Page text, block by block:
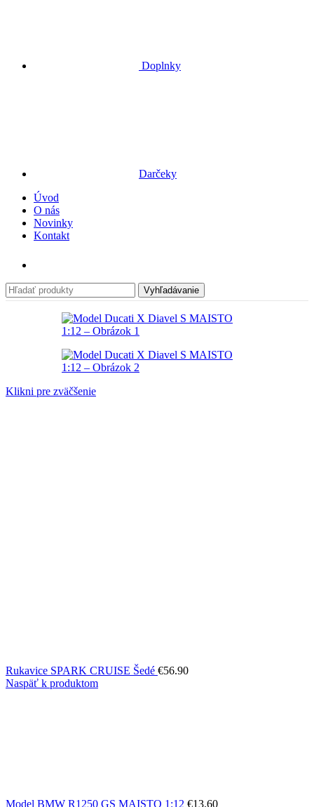
Doplnky
Darčeky
Úvod
O nás
Novinky
Kontakt
Vyhľadávanie
Klikni pre zväčšenie
Rukavice SPARK CRUISE Šedé €56.90
Naspäť k produktom
Model BMW R1250 GS MAISTO 1:12 €13.60